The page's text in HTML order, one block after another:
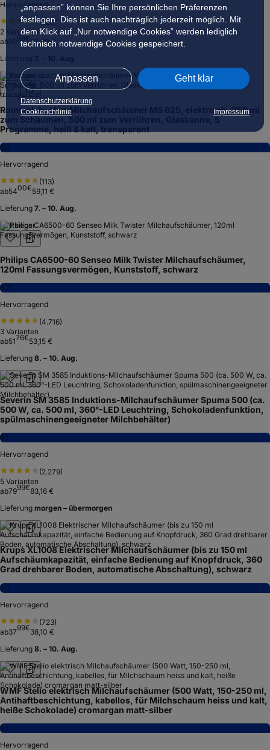
„anpassen” können Sie Ihre persönlichen Präferenzen
festlegen. Dies ist auch nachträglich jederzeit möglich. Mit
dem Klick auf „Nur notwendige Cookies” werden lediglich
technisch notwendige Cookies gespeichert.
Anpassen Geht klar
Datenschutzerklärung
Cookierichtlinie
Impressum
Hervorragend
(520)
2 Varianten
ab
99€32,79 €
Lieferung
Testsieger
Rommelsbacher Milchaufschäumer MS 625, elektrisch, 250 ml
zum Schäumen, 500 ml zum Verrühren, Glaskanne, 5
Programme, heiß & kalt, transparent
8,6
Hervorragend
(113)
ab5400€59,11 €
Lieferung 7. – 10. Aug.
Testsieger
Philips CA6500-60 Senseo Milk Twister Milchaufschäumer,
120ml Fassungsvermögen, Kunststoff, schwarz
8,7
Hervorragend
(4.716)
3 Varianten
ab5176€53,15 €
Lieferung 8. – 10. Aug.
Severin SM 3585 Induktions-Milchaufschäumer Spuma 500 (ca.
500 W, ca. 500 ml, 360°-LED Leuchtring, Schokoladenfunktion,
spülmaschinengeeigneter Milchbehälter)
8,1
Hervorragend
(2.279)
5 Varianten
ab7999€83,16 €
Lieferung morgen – übermorgen
Krups XL1008 Elektrischer Milchaufschäumer (bis zu 150 ml
Aufschäumkapazität, einfache Bedienung auf Knopfdruck, 360
Grad drehbarer Boden, automatische Abschaltung), schwarz
8,2
Hervorragend
(723)
ab3799€38,10 €
Lieferung 8. – 10. Aug.
WMF Stelio elektrisch Milchaufschäumer (500 Watt, 150-250 ml,
Antihaftbeschichtung, kabellos, für Milchschaum heiss und kalt,
heiße Schokolade) cromargan matt-silber
8,1
Hervorragend